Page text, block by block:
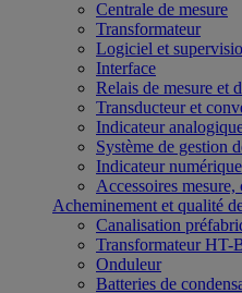
Centrale de mesure
Transformateur
Logiciel et
Interface
Relais de mesure et
Transducteur et
Indicateur
Système de gestion
Indicateur numérique
Accessoires
Acheminement et qualité
Canalisation
Transformateur HT-
Onduleur
Batteries de